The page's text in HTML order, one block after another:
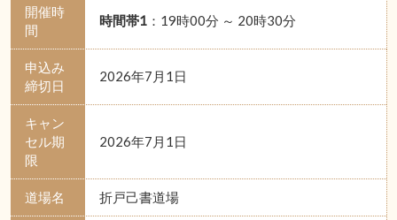
開催時
間
時間帯1：19時00分 ～ 20時30分
申込み
締切日
2026年7月1日
キャン
セル期
限
2026年7月1日
道場名 折戸己書道場